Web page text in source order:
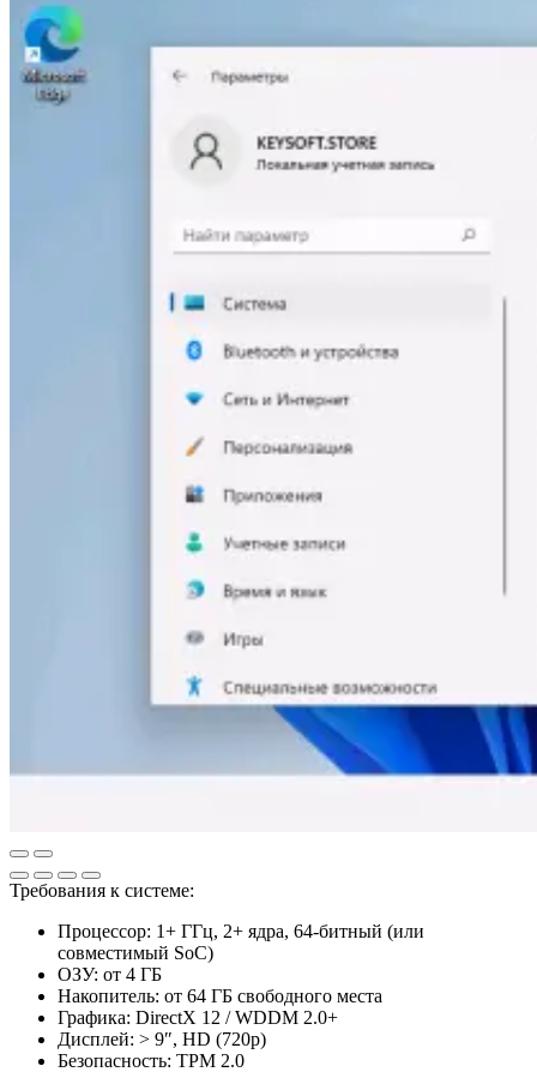
Требования к системе:
Процессор: 1+ ГГц, 2+ ядра, 64-битный (или
совместимый SoC)
ОЗУ: от 4 ГБ
Накопитель: от 64 ГБ свободного места
Графика: DirectX 12 / WDDM 2.0+
Дисплей: > 9″, HD (720p)
Безопасность: TPM 2.0